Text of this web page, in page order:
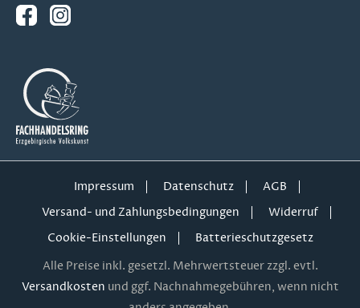
Impressum Datenschutz
AGB
Versand- und Zahlungsbedingungen
Widerruf
Cookie-Einstellungen
Batterieschutzgesetz
Alle Preise inkl. gesetzl. Mehrwertsteuer zzgl. evtl.
Versandkosten und ggf. Nachnahmegebühren, wenn nicht